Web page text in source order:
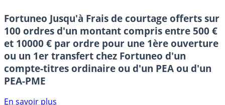
Fortuneo Jusqu'à Frais de courtage offerts sur
100 ordres d'un montant compris entre 500 €
et 10000 € par ordre pour une 1ère ouverture
ou un 1er transfert chez Fortuneo d'un
compte-titres ordinaire ou d'un PEA ou d'un
PEA-PME
En savoir plus